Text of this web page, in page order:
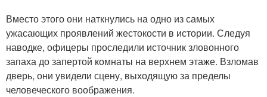
Вместо этого они наткнулись на одно из самых
ужасающих проявлений жестокости в истории. Следуя
наводке, офицеры проследили источник зловонного
запаха до запертой комнаты на верхнем этаже. Взломав
дверь, они увидели сцену, выходящую за пределы
человеческого воображения.